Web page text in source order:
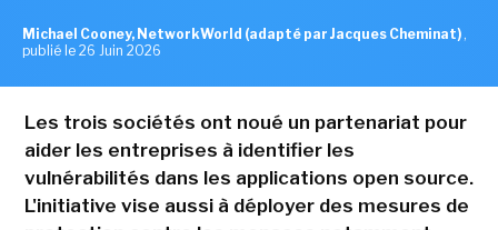
Michael Cooney, NetworkWorld (adapté par Jacques Cheminat) ,
publié le 26 Juin 2026
Les trois sociétés ont noué un partenariat pour
aider les entreprises à identifier les
vulnérabilités dans les applications open source.
L'initiative vise aussi à déployer des mesures de